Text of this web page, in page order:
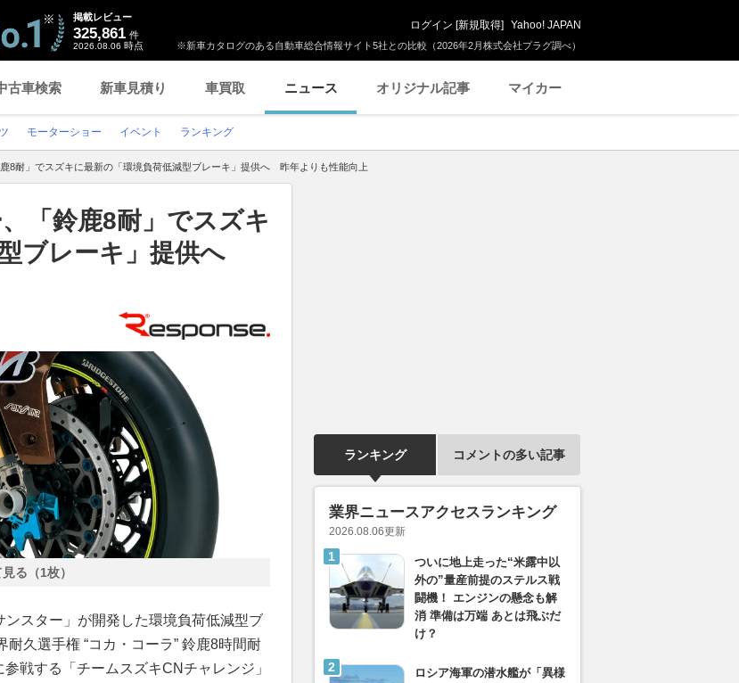
※新車カタログのある自動車総合情報サイト5社との比較（2026年2月株式会社プラグ調べ）
掲載レビュー
325,861 件
2026.08.06 時点
ログイン [新規取得] Yahoo! JAPAN
古車検索 新車見積り 車買取 ニュース オリジナル記事 マイカー
モーターショー イベント ランキング
8耐」でスズキに最新の「環境負荷低減型ブレーキ」提供へ 昨年よりも性能向上
「鈴鹿8耐」でスズキ
ブレーキ」提供へ
る（1枚）
スター」が開発した環境負荷低減型ブ
久選手権 “コカ・コーラ” 鈴鹿8時間耐
戦する「チームスズキCNチャレンジ」
ランキング コメントの多い記事
業界ニュースアクセスランキング
2026.08.06更新
ついに地上走った“米露中以
外の”量産前提のステルス戦
闘機！ エンジンの懸念も解
消 準備は万端 あとは飛ぶだ
け？
ロシア海軍の潜水艦が「異様